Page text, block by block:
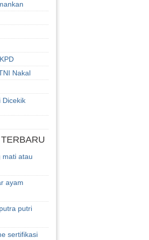
Nakal
Dicekik
mati atau
ayam
putri
sertifikasi